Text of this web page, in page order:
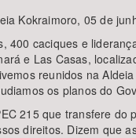
de Levantamento
Kokraimoro, 05 de
400 caciques e
e Las Casas,
reunidos na
os planos do
215 que transfere do
direitos. Dizem que